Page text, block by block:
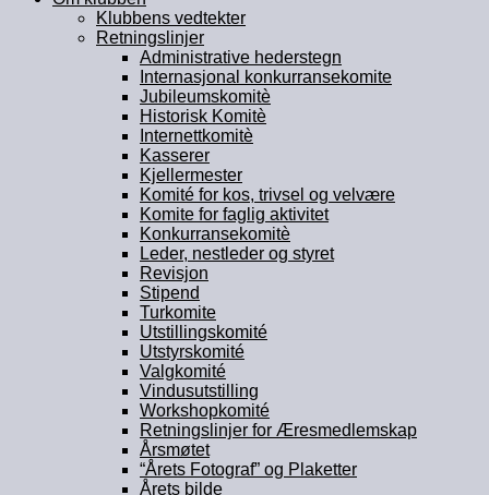
Klubbens vedtekter
Retningslinjer
Administrative hederstegn
Internasjonal konkurransekomite
Jubileumskomitè
Historisk Komitè
Internettkomitè
Kasserer
Kjellermester
Komité for kos, trivsel og velvære
Komite for faglig aktivitet
Konkurransekomitè
Leder, nestleder og styret
Revisjon
Stipend
Turkomite
Utstillingskomité
Utstyrskomité
Valgkomité
Vindusutstilling
Workshopkomité
Retningslinjer for Æresmedlemskap
Årsmøtet
“Årets Fotograf” og Plaketter
Årets bilde